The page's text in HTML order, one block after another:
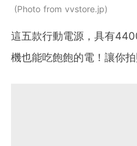
Photo from vvstore.jp
這五款行動電源，具有
機也能吃飽飽的電！讓你